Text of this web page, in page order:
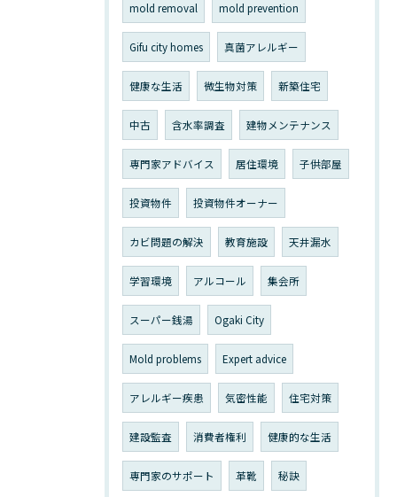
mold removal mold prevention
Gifu city homes 真菌アレルギー
健康な生活 微生物対策 新築住宅
中古 含水率調査 建物メンテナンス
専門家アドバイス 居住環境 子供部屋
投資物件 投資物件オーナー
カビ問題の解決 教育施設 天井漏水
学習環境 アルコール 集会所
スーパー銭湯 Ogaki City
Mold problems Expert advice
アレルギー疾患 気密性能 住宅対策
建設監査 消費者権利 健康的な生活
専門家のサポート 革靴 秘訣